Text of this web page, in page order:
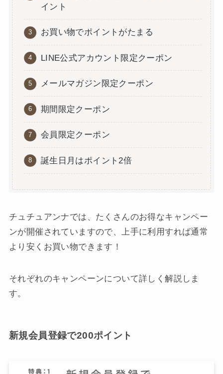
イント
お買い物でポイントがたまる
LINE公式アカウント限定クーポン
メールマガジン限定クーポン
期間限定クーポン
会員限定クーポン
誕生日月はポイント2倍
チュチュアンナでは、たくさんのお得なキャンペー
ンが開催されていますので、上手に利用すれば通常
より安くお買い物できます！
それぞれのキャンペーンについて詳しく解説しま
す。
新規会員登録で200ポイント